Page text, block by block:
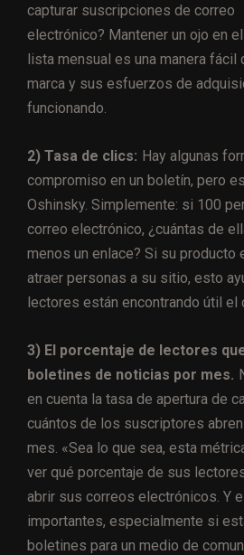
capturar suscripciones de correo
electrónico? Mantener un ojo en
lista mensual es una manera fácil
marca y sus esfuerzos de
funcionando.
2) Tasa de clics: Hay algunas
compromiso en un boletín, pero
Oshinsky. Simplemente: si 100
correo electrónico, ¿cuántas de
menos un enlace? Si su producto
atraer personas a su sitio, esto
lectores están encontrando útil el
3) El porcentaje de lectores
boletines de noticias por mes.
en cuenta la tasa de apertura de
cuántos de los suscriptores
mes. «Sea lo que sea, esta
ver qué porcentaje de sus
abrir sus correos electrónicos. Y
importantes, especialmente si
boletines para un medio de